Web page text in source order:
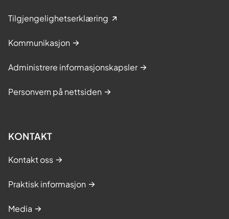
Tilgjengelighetserklæring
Kommunikasjon
Administrere informasjonskapsler
Personvern på nettsiden
KONTAKT
Kontakt oss
Praktisk informasjon
Media